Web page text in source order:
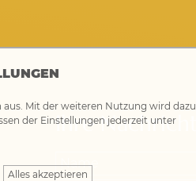
Ihre Nachricht
Mit der weiteren Nutzung wird dazu
der Einstellungen jederzeit unter
Alles akzeptieren